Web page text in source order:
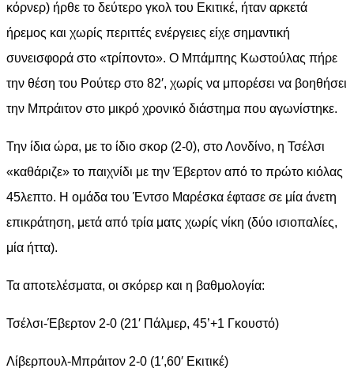
κόρνερ) ήρθε το δεύτερο γκολ του Εκιτικέ, ήταν αρκετά
ήρεμος και χωρίς περιττές ενέργειες είχε σημαντική
συνεισφορά στο «τρίποντο». Ο Μπάμπης Κωστούλας πήρε
την θέση του Ρούτερ στο 82′, χωρίς να μπορέσει να βοηθήσει
την Μπράιτον στο μικρό χρονικό διάστημα που αγωνίστηκε.
Την ίδια ώρα, με το ίδιο σκορ (2-0), στο Λονδίνο, η Τσέλσι
«καθάριζε» το παιχνίδι με την Έβερτον από το πρώτο κιόλας
45λεπτο. Η ομάδα του Έντσο Μαρέσκα έφτασε σε μία άνετη
επικράτηση, μετά από τρία ματς χωρίς νίκη (δύο ισιοπαλίες,
μία ήττα).
Τα αποτελέσματα, οι σκόρερ και η βαθμολογία:
Τσέλσι-Έβερτον 2-0 (21′ Πάλμερ, 45’+1 Γκουστό)
Λίβερπουλ-Μπράιτον 2-0 (1′,60′ Εκιτικέ)